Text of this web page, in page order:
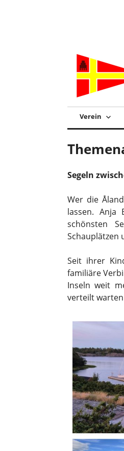
Verein
Segeln
Wer die
lassen. Anja
schönsten
Schauplätzen
Seit ihrer
familiäre
Inseln weit
verteilt